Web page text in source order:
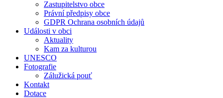
Zastupitelstvo obce
Právní předpisy obce
GDPR Ochrana osobních údajů
Události v obci
Aktuality
Kam za kulturou
UNESCO
Fotografie
Zálužická pouť
Kontakt
Dotace